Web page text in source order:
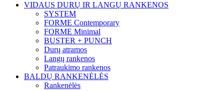
VIDAUS DURŲ IR LANGŲ RANKENOS
SYSTEM
FORME Contemporary
FORME Minimal
BUSTER + PUNCH
Durų atramos
Langų rankenos
Patraukimo rankenos
BALDŲ RANKENĖLĖS
Rankenėlės